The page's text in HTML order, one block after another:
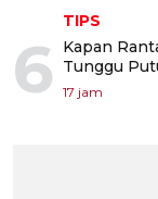
6
TIPS
Kapan
Tunggu
17 jam